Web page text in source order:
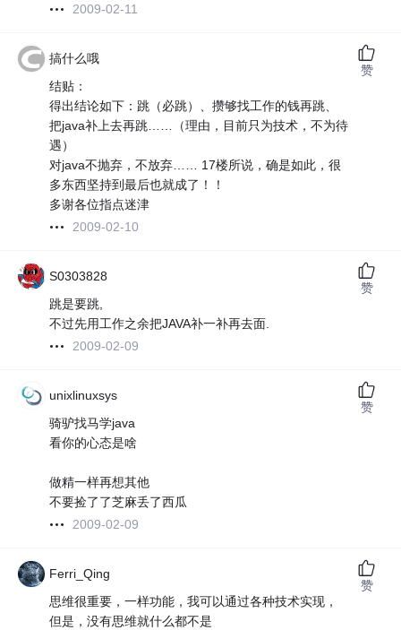
2009-02-11
搞什么哦
结贴：
得出结论如下：跳（必跳）、攒够找工作的钱再跳、
把java补上去再跳……（理由，目前只为技术，不为待
遇）
对java不抛弃，不放弃…… 17楼所说，确是如此，很
多东西坚持到最后也就成了！！
多谢各位指点迷津
2009-02-10
赞
S0303828
跳是要跳,
不过先用工作之余把JAVA补一补再去面.
2009-02-09
赞
unixlinuxsys
骑驴找马学java
看你的心态是啥
做精一样再想其他
不要捡了了芝麻丢了西瓜
2009-02-09
赞
Ferri_Qing
思维很重要，一样功能，我可以通过各种技术实现，
但是，没有思维就什么都不是
赞